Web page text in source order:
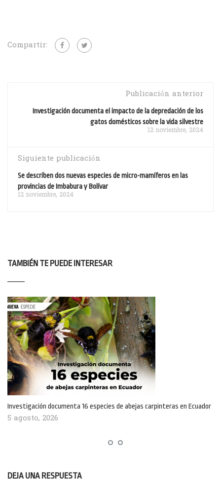
Compartir:
Publicación anterior
Investigación documenta el impacto de la depredación de los
gatos domésticos sobre la vida silvestre
12 noviembre, 2024
Siguiente publicación
Se describen dos nuevas especies de micro-mamíferos en las
provincias de Imbabura y Bolívar
12 noviembre, 2024
TAMBIÉN TE PUEDE INTERESAR
Investigación documenta 16 especies de abejas carpinteras en Ecuador
5 agosto, 2026
DEJA UNA RESPUESTA